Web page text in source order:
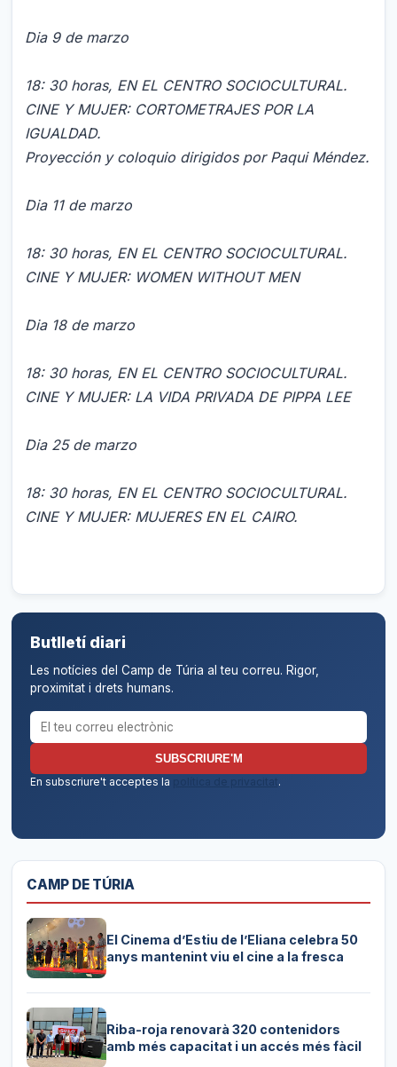
Dia 9 de marzo
18: 30 horas, EN EL CENTRO SOCIOCULTURAL.
CINE Y MUJER: CORTOMETRAJES POR LA
IGUALDAD.
Proyección y coloquio dirigidos por Paqui Méndez.
Dia 11 de marzo
18: 30 horas, EN EL CENTRO SOCIOCULTURAL.
CINE Y MUJER: WOMEN WITHOUT MEN
Dia 18 de marzo
18: 30 horas, EN EL CENTRO SOCIOCULTURAL.
CINE Y MUJER: LA VIDA PRIVADA DE PIPPA LEE
Dia 25 de marzo
18: 30 horas, EN EL CENTRO SOCIOCULTURAL.
CINE Y MUJER: MUJERES EN EL CAIRO.
Butlletí diari
Les notícies del Camp de Túria al teu correu. Rigor,
proximitat i drets humans.
Correu electrònic per al butlletí
SUBSCRIURE'M
En subscriure't acceptes la
política de privacitat.
CAMP DE TÚRIA
El Cinema d’Estiu de l’Eliana celebra 50
anys mantenint viu el cine a la fresca
Riba-roja renovarà 320 contenidors
amb més capacitat i un accés més fàcil